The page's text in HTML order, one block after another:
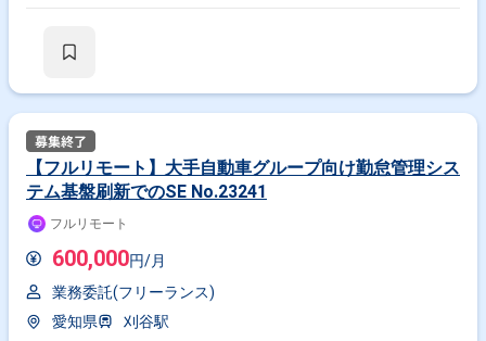
【フルリモート】大手自動車グループ向け勤怠管理シス
テム基盤刷新でのSE No.23241
フルリモート
600,000円/月
業務委託(フリーランス)
愛知県
刈谷駅